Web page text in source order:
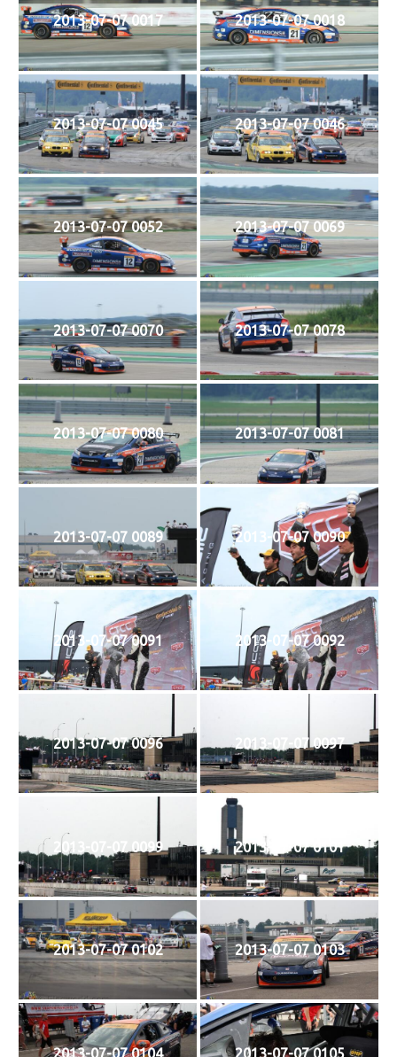
2013-07-07 0017 2013-07-07 0018
2013-07-07 0045 2013-07-07 0046
2013-07-07 0052 2013-07-07 0069
2013-07-07 0070 2013-07-07 0078
2013-07-07 0080 2013-07-07 0081
2013-07-07 0089 2013-07-07 0090
2013-07-07 0091 2013-07-07 0092
2013-07-07 0096 2013-07-07 0097
2013-07-07 0099 2013-07-07 0101
2013-07-07 0102 2013-07-07 0103
2013-07-07 0104 2013-07-07 0105